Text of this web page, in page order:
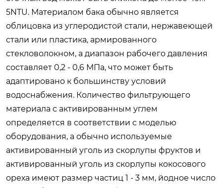
5NTU. Материалом бака обычно является
облицовка из углеродистой стали, нержавеющей
стали или пластика, армированного
стекловолокном, а диапазон рабочего давления
составляет 0,2 - 0,6 МПа, что может быть
адаптировано к большинству условий
водоснабжения. Количество фильтрующего
материала с активированным углем
определяется в соответствии с моделью
оборудования, а обычно используемые
активированный уголь из скорлупы фруктов и
активированный уголь из скорлупы кокосового
ореха имеют размер частиц 1 - 3 мм, йодное число